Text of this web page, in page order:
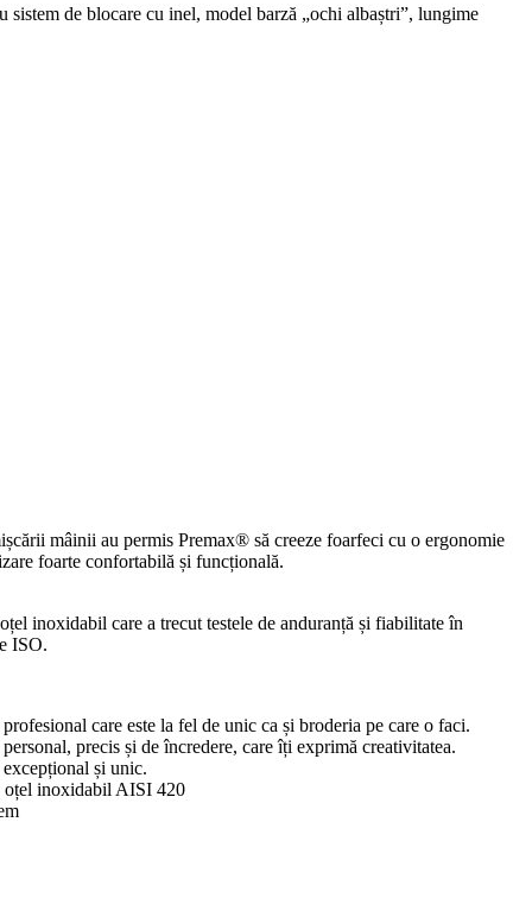
sistem de blocare cu inel, model barză „ochi albaștri”, lungime
mâinii au permis Premax® să creeze foarfeci cu o ergonomie
foarte confortabilă și funcțională.
inoxidabil care a trecut testele de anduranță și fiabilitate în
ISO.
care este la fel de unic ca și broderia pe care o faci.
precis și de încredere, care îți exprimă creativitatea.
și unic.
oțel inoxidabil AISI 420